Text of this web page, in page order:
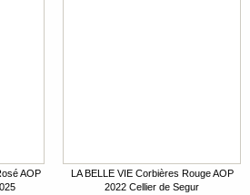
AOP
LA BELLE VIE Corbières Rouge AOP
2022 Cellier de Segur